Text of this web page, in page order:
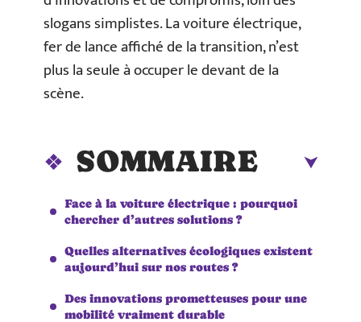
slogans simplistes. La voiture électrique,
fer de lance affiché de la transition, n’est
plus la seule à occuper le devant de la
scène.
SOMMAIRE
Face à la voiture électrique : pourquoi
chercher d’autres solutions ?
Quelles alternatives écologiques existent
aujourd’hui sur nos routes ?
Des innovations prometteuses pour une
mobilité vraiment durable